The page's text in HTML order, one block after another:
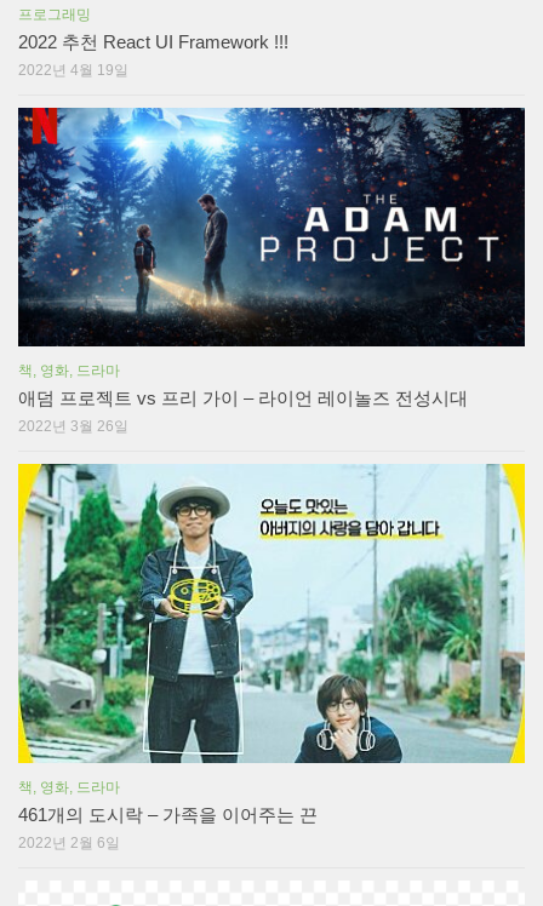
프로그래밍
2022 추천 React UI Framework !!!
2022년 4월 19일
책, 영화, 드라마
애덤 프로젝트 vs 프리 가이 – 라이언 레이놀즈 전성시대
2022년 3월 26일
책, 영화, 드라마
461개의 도시락 – 가족을 이어주는 끈
2022년 2월 6일